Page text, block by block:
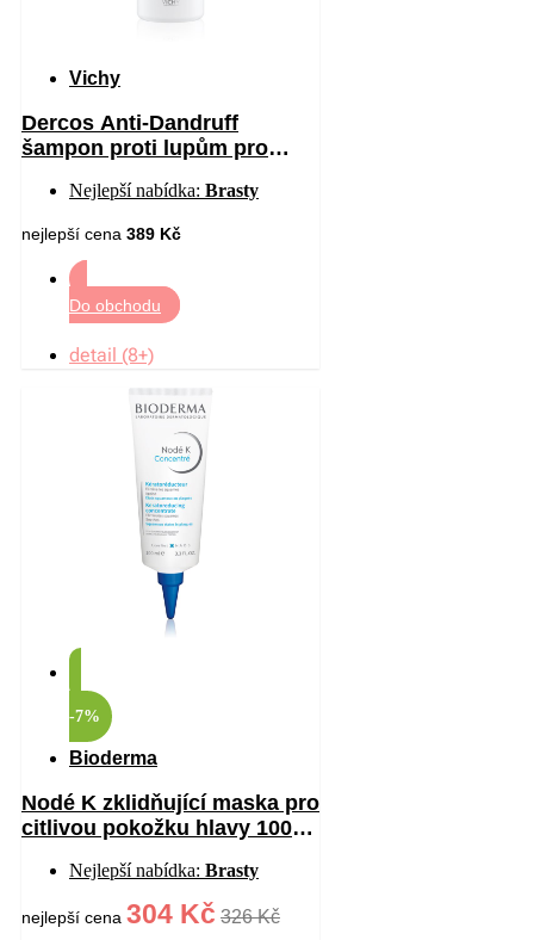
Vichy
Dercos Anti-Dandruff
šampon proti lupům pro
Nejlepší nabídka: Brasty
nejlepší cena 389 Kč
Do obchodu
detail (8+)
-7%
Bioderma
Nodé K zklidňující maska pro
citlivou pokožku hlavy 100
Nejlepší nabídka: Brasty
nejlepší cena 304 Kč 326 Kč